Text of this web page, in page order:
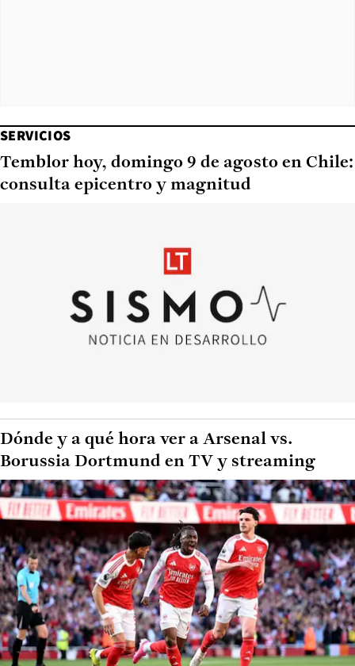
SERVICIOS
Temblor hoy, domingo 9 de agosto en Chile:
consulta epicentro y magnitud
Dónde y a qué hora ver a Arsenal vs.
Borussia Dortmund en TV y streaming